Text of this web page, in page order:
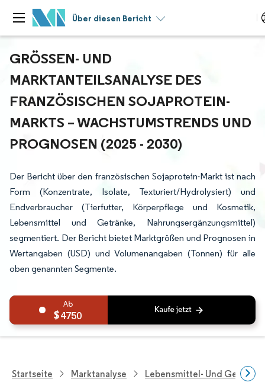
Über diesen Bericht
GRÖSSEN- UND M
ARKTANTEILSANALYSE DES F
RANZÖSISCHEN SOJAPROTEIN-M
ARKTS – WACHSTUMSTRENDS UND P
ROGNOSEN (2025 - 2030)
Der Bericht über den französischen Sojaprotein-Markt ist nach
Form (Konzentrate, Isolate, Texturiert/Hydrolysiert) und
Endverbraucher (Tierfutter, Körperpflege und Kosmetik,
Lebensmittel und Getränke, Nahrungsergänzungsmittel)
segmentiert. Der Bericht bietet Marktgrößen und Prognosen in
Wertangaben (USD) und Volumenangaben (Tonnen) für alle
oben genannten Segmente.
4750
Startseite Marktanalyse Lebensmittel- Und